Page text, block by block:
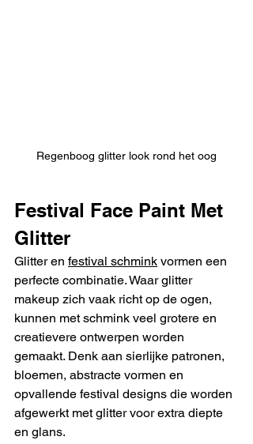
Regenboog glitter look rond het oog
Festival Face Paint Met
Glitter
Glitter en festival schmink vormen een
perfecte combinatie. Waar glitter
makeup zich vaak richt op de ogen,
kunnen met schmink veel grotere en
creatievere ontwerpen worden
gemaakt. Denk aan sierlijke patronen,
bloemen, abstracte vormen en
opvallende festival designs die worden
afgewerkt met glitter voor extra diepte
en glans.